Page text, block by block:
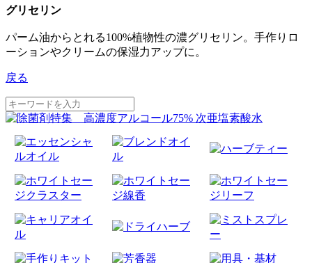
グリセリン
パーム油からとれる100%植物性の濃グリセリン。手作りロ
ーションやクリームの保湿力アップに。
戻る